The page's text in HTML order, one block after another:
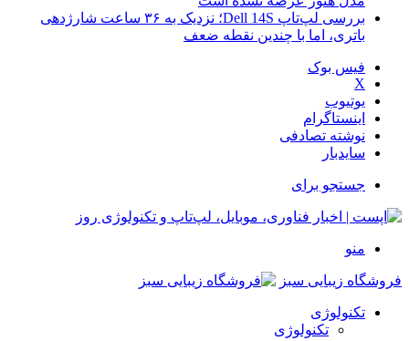
بررسی لپ‌تاپ Dell 14S؛ نزدیک به ۳۶ ساعت شارژدهی
باتری، اما با چندین نقطه ضعف
فیس بوک
X
یوتیوب
اینستاگرام
نوشته تصادفی
سایدبار
جستجو برای
منو
فروشگاه زیبایی سبز
تکنولوژی
تکنولوژی